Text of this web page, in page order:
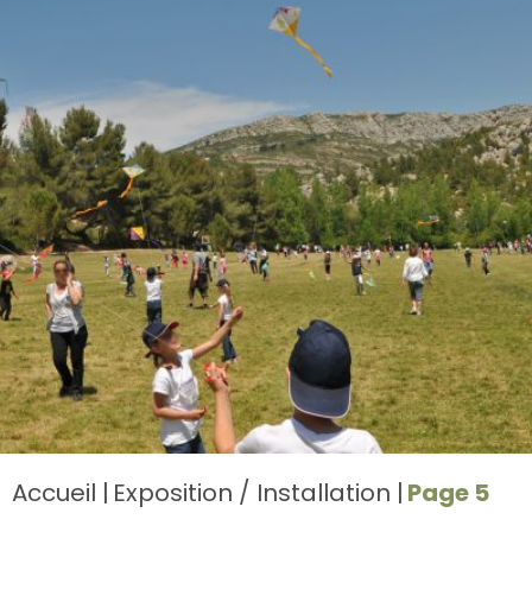
Accueil Exposition / Installation Page 5